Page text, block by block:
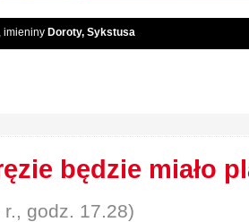
, imieniny Doroty, Sykstusa
będzie miało
godz. 17.28)